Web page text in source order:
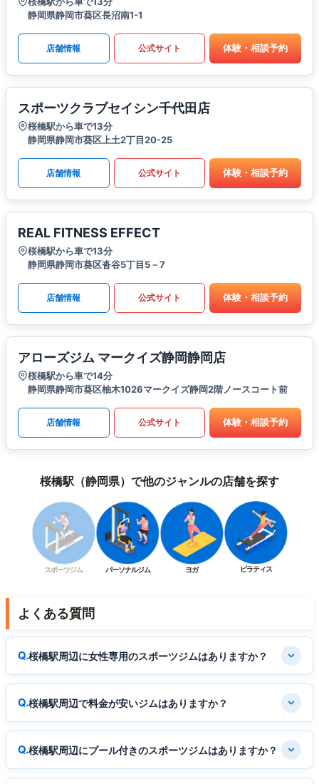
静岡県静岡市葵区長沼南1-1
店舗情報 公式サイト 体験・相談予約
スポーツクラブセイシン千代田店
桜橋駅から車で13分
静岡県静岡市葵区上土2丁目20-25
店舗情報 公式サイト 体験・相談予約
REAL FITNESS EFFECT
桜橋駅から車で13分
静岡県静岡市葵区沓谷5丁目5－7
店舗情報 公式サイト 体験・相談予約
アローズジム マークイズ静岡静岡店
桜橋駅から車で14分
静岡県静岡市葵区柚木1026マークイズ静岡2階ノースコート前
店舗情報 公式サイト 体験・相談予約
桜橋駅（静岡県）で他のジャンルの店舗を探す
スポーツジム パーソナルジム ヨガ ピラティス
よくある質問
桜橋駅周辺に女性専用のスポーツジムはありますか？
桜橋駅周辺で料金が安いジムはありますか？
桜橋駅周辺にプール付きのスポーツジムはありますか？